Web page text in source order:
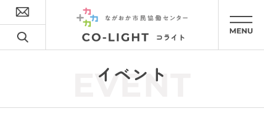
イベント
EVENT